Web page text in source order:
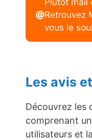
Retrouvez
vous le
Les avis
Découvrez les
comprenant
utilisateurs et